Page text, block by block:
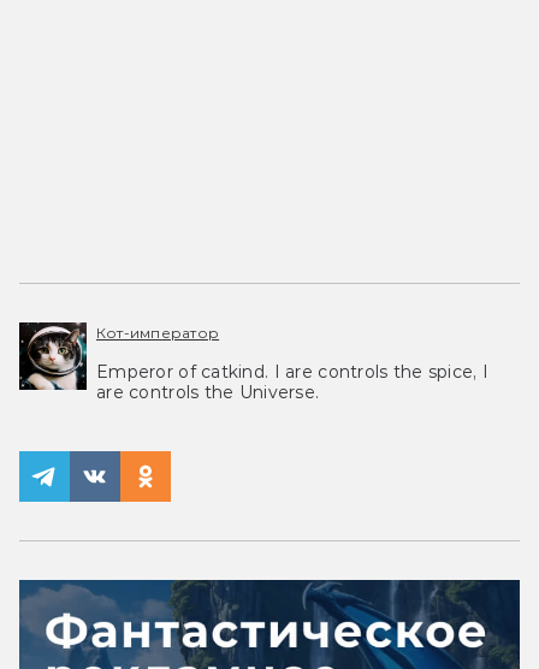
Кот-император
Emperor of catkind. I are controls the spice, I
are controls the Universe.